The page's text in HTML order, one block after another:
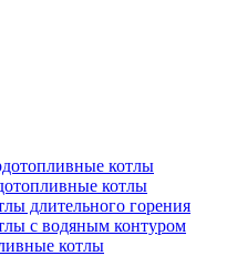
котлы
котлы
длительного горения
с водяным контуром
котлы